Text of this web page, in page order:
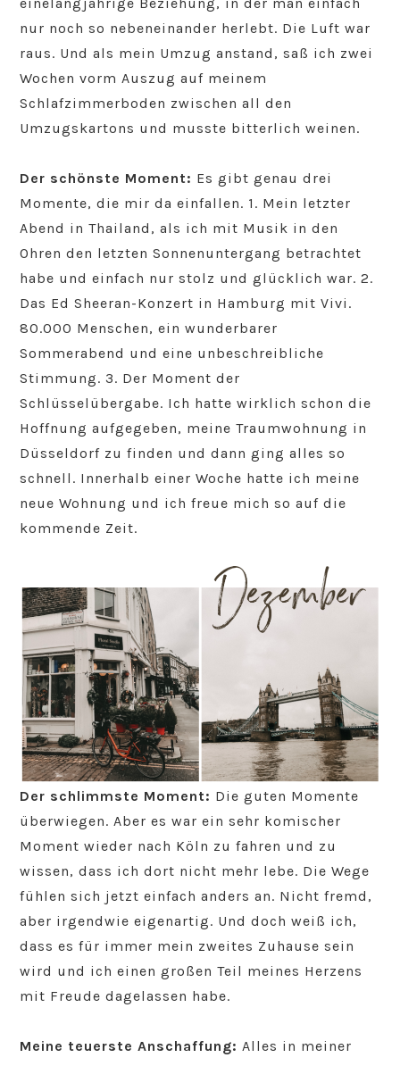
nur noch so nebeneinander herlebt. Die Luft war
raus. Und als mein Umzug anstand, saß ich zwei
Wochen vorm Auszug auf meinem
Schlafzimmerboden zwischen all den
Umzugskartons und musste bitterlich weinen.
Der schönste Moment: Es gibt genau drei
Momente, die mir da einfallen. 1. Mein letzter
Abend in Thailand, als ich mit Musik in den
Ohren den letzten Sonnenuntergang betrachtet
habe und einfach nur stolz und glücklich war. 2.
Das Ed Sheeran-Konzert in Hamburg mit Vivi.
80.000 Menschen, ein wunderbarer
Sommerabend und eine unbeschreibliche
Stimmung. 3. Der Moment der
Schlüsselübergabe. Ich hatte wirklich schon die
Hoffnung aufgegeben, meine Traumwohnung in
Düsseldorf zu finden und dann ging alles so
schnell. Innerhalb einer Woche hatte ich meine
neue Wohnung und ich freue mich so auf die
kommende Zeit.
Der schlimmste Moment: Die guten Momente
überwiegen. Aber es war ein sehr komischer
Moment wieder nach Köln zu fahren und zu
wissen, dass ich dort nicht mehr lebe. Die Wege
fühlen sich jetzt einfach anders an. Nicht fremd,
aber irgendwie eigenartig. Und doch weiß ich,
dass es für immer mein zweites Zuhause sein
wird und ich einen großen Teil meines Herzens
mit Freude dagelassen habe.
Meine teuerste Anschaffung:Alles in meiner